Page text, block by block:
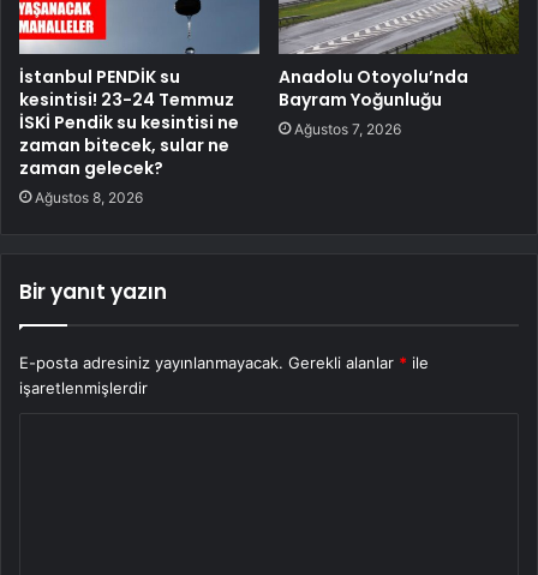
İstanbul PENDİK su
kesintisi! 23-24 Temmuz
İSKİ Pendik su kesintisi ne
zaman bitecek, sular ne
zaman gelecek?
Ağustos 8, 2026
Anadolu Otoyolu’nda
Bayram Yoğunluğu
Ağustos 7, 2026
Bir yanıt yazın
E-posta adresiniz yayınlanmayacak. Gerekli alanlar * ile
işaretlenmişlerdir